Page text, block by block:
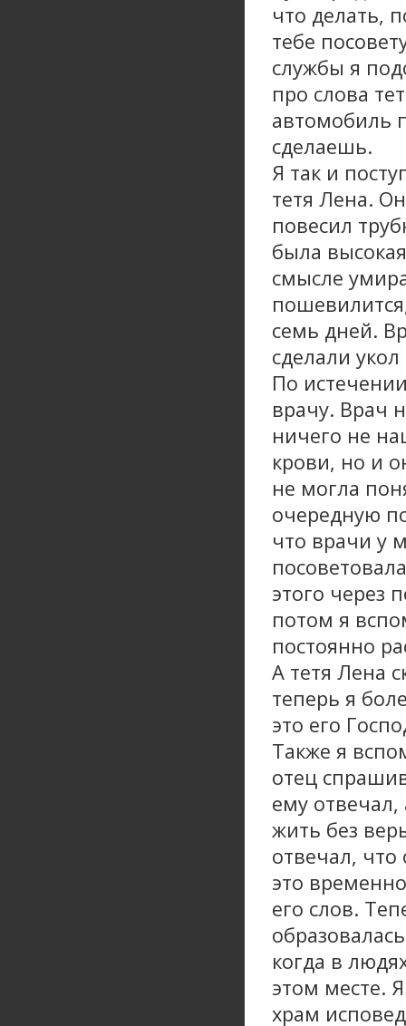
что делать,
тебе
службы я
про слова
автомобиль
сделаешь.
Я так и
тетя Лена.
повесил
была
смысле
семь дней.
сделали
По
врачу. Врач
ничего не
крови, но и
не могла
очередную
что врачи у
этого через
потом я
постоянно
А тетя Лена
теперь я
это его
Также я
отец
ему
жить без
отвечал, что
это
его слов.
когда в
этом месте.
храм